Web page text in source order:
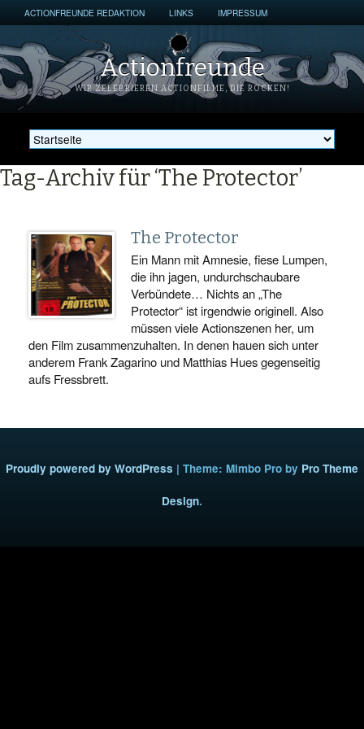
ACTIONFREUNDE REDAKTION LINKS IMPRESSUM
Actionfreunde
WIR ZELEBRIEREN ACTIONFILME, DIE ROCKEN!
Tag-Archiv für ‘The Protector’
The Protector
Ein Mann mit Amnesie, fiese Lumpen,
die ihn jagen, undurchschaubare
Verbündete… Nichts an „The
Protector“ ist irgendwie originell. Also
müssen viele Actionszenen her, um
den Film zusammenzuhalten. In denen hauen sich unter
anderem Frank Zagarino und Matthias Hues gegenseitig
aufs Fressbrett.
Proudly powered by WordPress | Theme: Mimbo Pro by Pro Theme
Design.